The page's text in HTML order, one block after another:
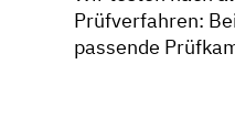
Prüfverfahren:
passende